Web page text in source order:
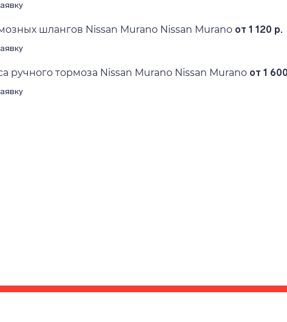
шлангов Nissan Murano Nissan Murano от 1 120 р.
ручного тормоза Nissan Murano Nissan Murano от 1